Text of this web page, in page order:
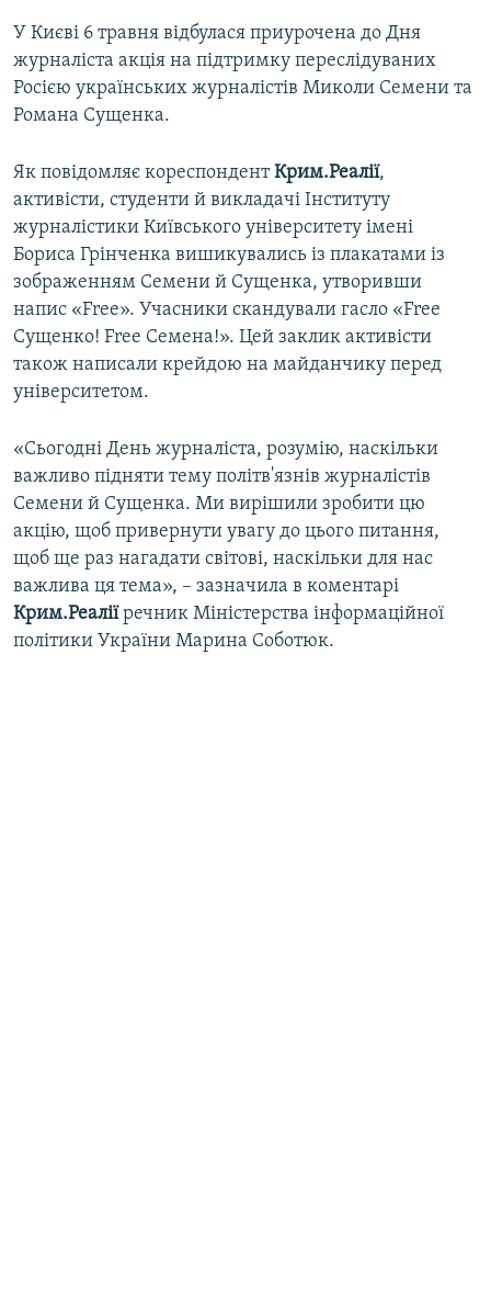
Усі сайти RFE/RL
У Києві 6 травня відбулася приурочена до Дня
журналіста акція на підтримку переслідуваних
Росією українських журналістів Миколи Семени та
Романа Сущенка.
Як повідомляє кореспондентКрим.Реалії,
активісти, студенти й викладачі Інституту
журналістики Київського університету імені
Бориса Грінченка вишикувались із плакатами із
зображенням Семени й Сущенка, утворивши
напис «Free». Учасники скандували гасло «Free
Сущенко! Free Семена!». Цей заклик активісти
також написали крейдою на майданчику перед
університетом.
«Сьогодні День журналіста, розумію, наскільки
важливо підняти тему політв'язнів журналістів
Семени й Сущенка. Ми вирішили зробити цю
акцію, щоб привернути увагу до цього питання,
щоб ще раз нагадати світові, наскільки для нас
важлива ця тема», – зазначила в коментарі
Крим.Реаліїречник Міністерства інформаційної
політики України Марина Соботюк.